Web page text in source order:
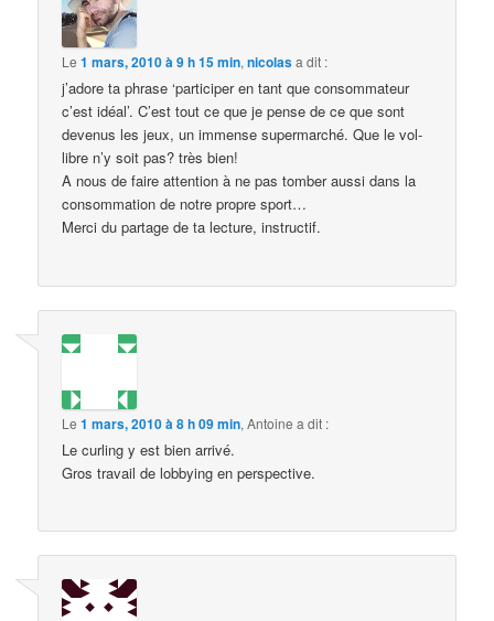
Le1 mars, 2010 à 9 h 15 min,nicolasa dit :
j’adore ta phrase ‘participer en tant que consommateur
c’est idéal’. C’est tout ce que je pense de ce que sont
devenus les jeux, un immense supermarché. Que le vol-
libre n’y soit pas? très bien!
A nous de faire attention à ne pas tomber aussi dans la
consommation de notre propre sport…
Merci du partage de ta lecture, instructif.
Le1 mars, 2010 à 8 h 09 min,Antoine a dit :
Le curling y est bien arrivé.
Gros travail de lobbying en perspective.